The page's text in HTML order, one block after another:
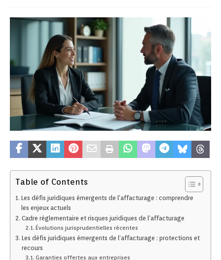
Table of Contents
Les défis juridiques émergents de l’affacturage : comprendre
les enjeux actuels
Cadre réglementaire et risques juridiques de l’affacturage
Évolutions jurisprudentielles récentes
Les défis juridiques émergents de l’affacturage : protections et
recours
Garanties offertes aux entreprises